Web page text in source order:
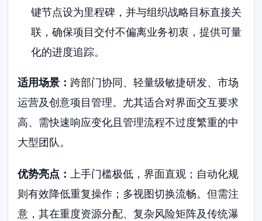
键节点设为里程碑，并与组织战略目标直接关
联，确保项目交付不偏离业务初衷，提供可量
化的进度追踪。
适用场景： 跨部门协同、轻量级敏捷研发、市场
运营及创意项目管理。尤其适合对界面交互要求
高、需快速响应变化且管理流程不过度繁重的中
大型团队。
优势亮点：
上手门槛极低，界面直观；自动化规
则有效降低重复操作；多视图切换流畅。但需注
意，其在重度资源分配、复杂风险矩阵及传统瀑